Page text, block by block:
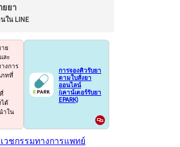
ยยา
ใน LINE
าย
ละ
งการ
ภทที่
ได้
ำใน
การจองคิวรับยา
ตามใบสั่งยา
ออนไลน์
(เคาน์เตอร์รับยา
EPARK)
ชกรรมทางการแพทย์